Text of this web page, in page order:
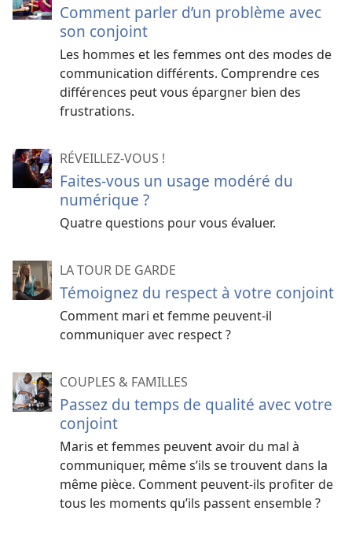
Comment parler d’un problème avec
son conjoint
Les hommes et les femmes ont des modes de
communication différents. Comprendre ces
différences peut vous épargner bien des
frustrations.
RÉVEILLEZ-VOUS !
Faites-vous un usage modéré du
numérique ?
Quatre questions pour vous évaluer.
LA TOUR DE GARDE
Témoignez du respect à votre conjoint
Comment mari et femme peuvent-il
communiquer avec respect ?
COUPLES & FAMILLES
Passez du temps de qualité avec votre
conjoint
Maris et femmes peuvent avoir du mal à
communiquer, même s’ils se trouvent dans la
même pièce. Comment peuvent-ils profiter de
tous les moments qu’ils passent ensemble ?